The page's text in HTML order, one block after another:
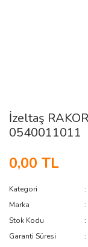
İzeltaş
0540011011
0,00 TL
Kategori
Marka
Stok Kodu
Garanti Süresi